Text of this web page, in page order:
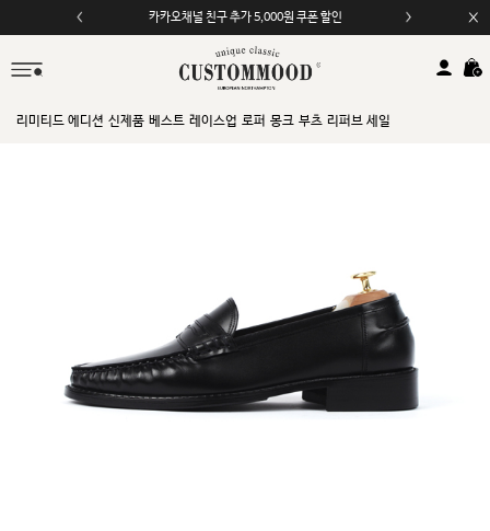
카카오채널 친구 추가 5,000원 쿠폰 할인
모바일 앱 자동 2,000원 할인
리미티드 에디션 신제품 베스트 레이스업 로퍼 몽크 부츠 리퍼브 세일